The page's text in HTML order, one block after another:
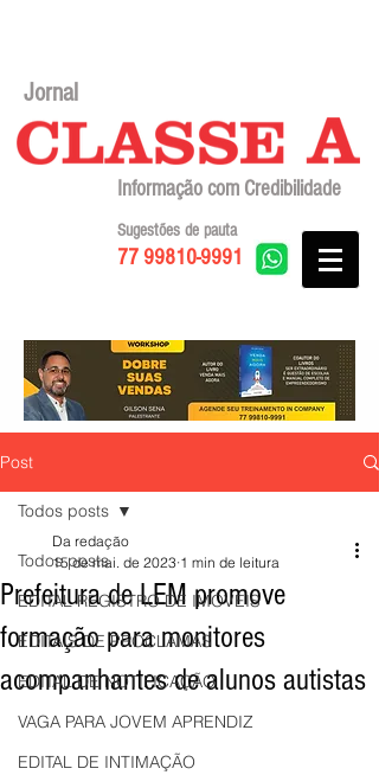
Jornal
Informação com Credibilidade
77 99810-9991
Sugestões de pauta
Post
Todos posts
EDITAL REGISTRO DE IMÓVEIS
EDITAIS DE PROCLAMAS
EDITAL DE NOTIFICAÇÃO
VAGA PARA JOVEM APRENDIZ
EDITAL DE INTIMAÇÃO
Todos posts
Prefeitura de LEM promove
formação para monitores
acompanhantes de alunos autistas
Da redação
15 de mai. de 2023 1 min de leitura